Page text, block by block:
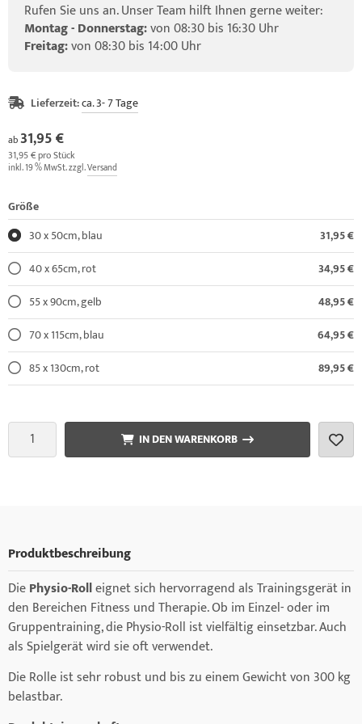
Rufen Sie uns an. Unser Team hilft Ihnen gerne weiter:
Montag - Donnerstag:von 08:30 bis 16:30 Uhr
Freitag:von 08:30 bis 14:00 Uhr
Lieferzeit:ca. 3- 7 Tage
ab31,95 €
31,95 € pro Stück
inkl. 19 % MwSt. zzgl.Versand
Größe
30 x 50cm, blau
31,95 €
40 x 65cm, rot
34,95 €
55 x 90cm, gelb
48,95 €
70 x 115cm, blau
64,95 €
85 x 130cm, rot
89,95 €
IN DEN WARENKORB
Produktbeschreibung
DiePhysio-Rolleignet sich hervorragend als Trainingsgerät in
den Bereichen Fitness und Therapie. Ob im Einzel- oder im
Gruppentraining, die Physio-Roll ist vielfältig einsetzbar. Auch
als Spielgerät wird sie oft verwendet.
Die Rolle ist sehr robust und bis zu einem Gewicht von 300 kg
belastbar.